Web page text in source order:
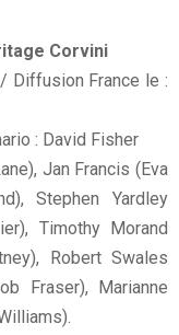
Corvini
Diffusion France le :
: David Fisher
Jan Francis (Eva
Stephen Yardley
Timothy Morand
Robert Swales
Fraser), Marianne